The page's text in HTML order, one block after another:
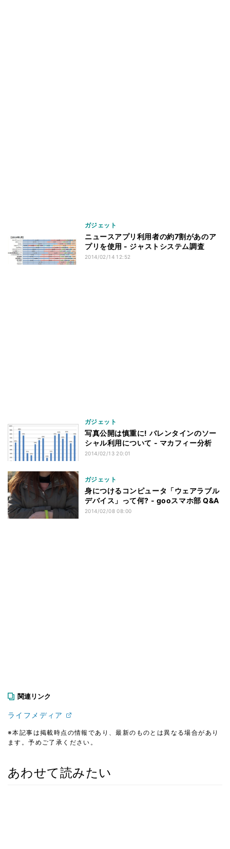
ガジェット
ニュースアプリ利用者の約7割があのア
プリを使用 - ジャストシステム調査
2014/02/14 12:52
ガジェット
写真公開は慎重に! バレンタインのソー
シャル利用について - マカフィー分析
2014/02/13 20:01
ガジェット
身につけるコンピュータ「ウェアラブル
デバイス」って何? - gooスマホ部 Q&A
2014/02/08 08:00
関連リンク
ライフメディア
※本記事は掲載時点の情報であり、最新のものとは異なる場合があり
ます。予めご了承ください。
あわせて読みたい